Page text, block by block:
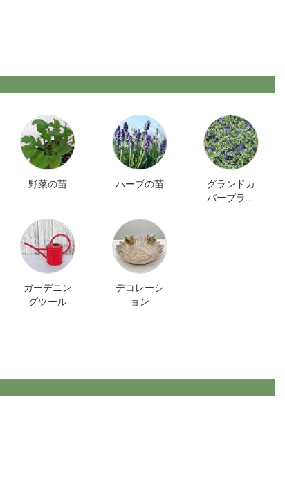
野菜の苗 ハーブの苗
グランドカ
バープラン
ガーデニン
グツール
デコレーシ
ョン